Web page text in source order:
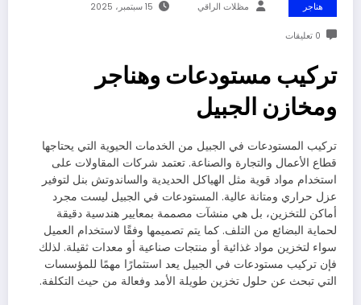
هناجر مظلات الراقي 15 سبتمبر، 2025
0 تعليقات
تركيب مستودعات وهناجر
ومخازن الجبيل
تركيب المستودعات في الجبيل من الخدمات الحيوية التي يحتاجها
قطاع الأعمال والتجارة والصناعة. تعتمد شركات المقاولات على
استخدام مواد قوية مثل الهياكل الحديدية والساندوتش بنل لتوفير
عزل حراري ومتانة عالية. المستودعات في الجبيل ليست مجرد
أماكن للتخزين، بل هي منشآت مصممة بمعايير هندسية دقيقة
لحماية البضائع من التلف. كما يتم تصميمها وفقًا لاستخدام العميل
سواء لتخزين مواد غذائية أو منتجات صناعية أو معدات ثقيلة. لذلك
فإن تركيب مستودعات في الجبيل يعد استثمارًا مهمًا للمؤسسات
التي تبحث عن حلول تخزين طويلة الأمد وفعالة من حيث التكلفة.